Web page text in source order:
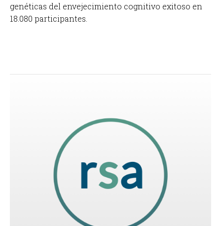
genéticas del envejecimiento cognitivo exitoso en
18.080 participantes.